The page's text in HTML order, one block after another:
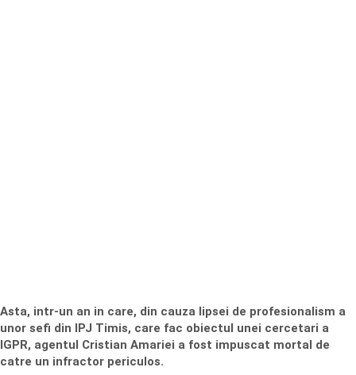
Asta, intr-un an in care, din cauza lipsei de profesionalism a
unor sefi din IPJ Timis, care fac obiectul unei cercetari a
IGPR, agentul Cristian Amariei a fost impuscat mortal de
catre un infractor periculos.